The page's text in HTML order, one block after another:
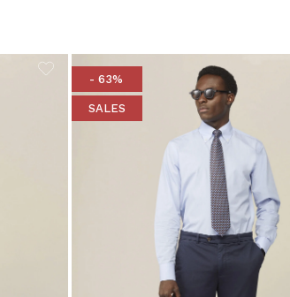
FINAL SALES -80%
- 63%
SALES